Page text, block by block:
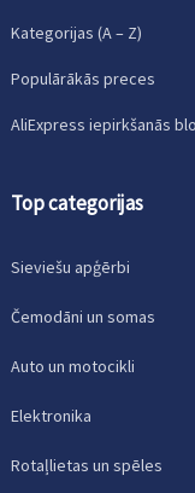
Kategorijas (A – Z)
Populārākās preces
AliExpress iepirkšanās
Top categorijas
Sieviešu apģērbi
Čemodāni un somas
Auto un motocikli
Elektronika
Rotaļlietas un spēles